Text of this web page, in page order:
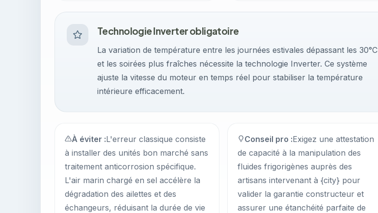
Technologie Inverter obligatoire
La variation de température entre les journées estivales dépassant les 30°C
et les soirées plus fraîches nécessite la technologie Inverter. Ce système
ajuste la vitesse du moteur en temps réel pour stabiliser la température
intérieure efficacement.
À éviter :L'erreur classique consiste
à installer des unités bon marché sans
traitement anticorrosion spécifique.
L'air marin chargé en sel accélère la
dégradation des ailettes et des
échangeurs, réduisant la durée de vie
Conseil pro :Exigez une attestation
de capacité à la manipulation des
fluides frigorigènes auprès des
artisans intervenant à {city} pour
valider la garantie constructeur et
assurer une étanchéité parfaite de